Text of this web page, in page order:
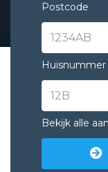
Postcode
Huisnummer
Bekijk alle